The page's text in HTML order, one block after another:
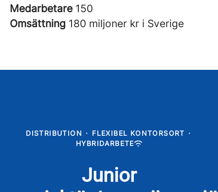
Medarbetare 150
Omsättning 180 miljoner kr i Sverige
DISTRIBUTION · FLEXIBEL KONTORSORT ·
HYBRIDARBETE
Junior